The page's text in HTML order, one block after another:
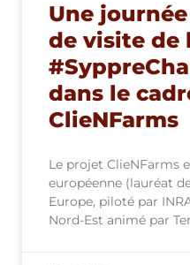
Une
de visite de
dans le
ClieNFarms
Le projet ClieNFarms
européenne (lauréat
Europe, piloté par
Nord-Est animé par